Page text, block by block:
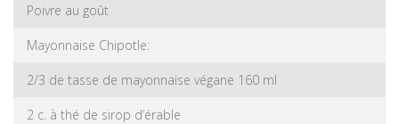
Poivre au goût
Mayonnaise Chipotle:
2/3 de tasse de mayonnaise végane 160 ml
2 c. à thé de sirop d’érable